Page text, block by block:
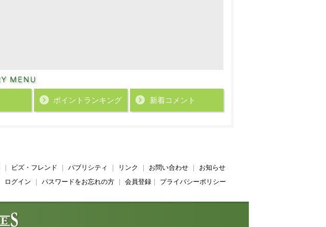
ポイント ランキング 新着コメント
ビズ・フレンド パブリシティ リンク お問い合わせ｜ お知らせ
ログイン パスワードをお忘れの方｜ 会員登録｜ プライバシーポリシー